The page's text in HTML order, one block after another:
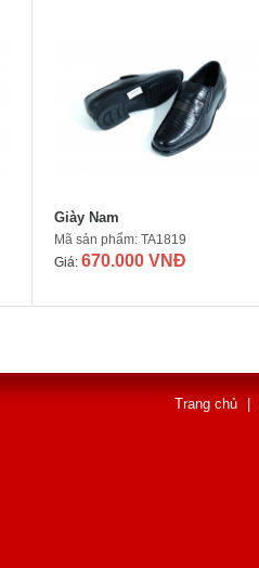
Giày Nam
Mã sản phẩm: TA1819
Giá: 670.000 VNĐ
Trang chủ |